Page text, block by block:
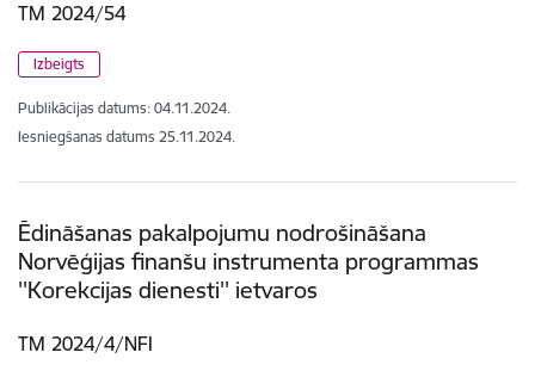
TM 2024/54
Izbeigts
Publikācijas datums: 04.11.2024.
Iesniegšanas datums 25.11.2024.
Ēdināšanas pakalpojumu nodrošināšana
Norvēģijas finanšu instrumenta programmas
''Korekcijas dienesti'' ietvaros
TM 2024/4/NFI